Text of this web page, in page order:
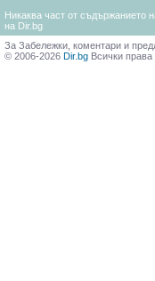
Никаква част от съдържанието
на Dir.bg
За Забележки, коментари и
© 2006-2026 Dir.bg Всички права